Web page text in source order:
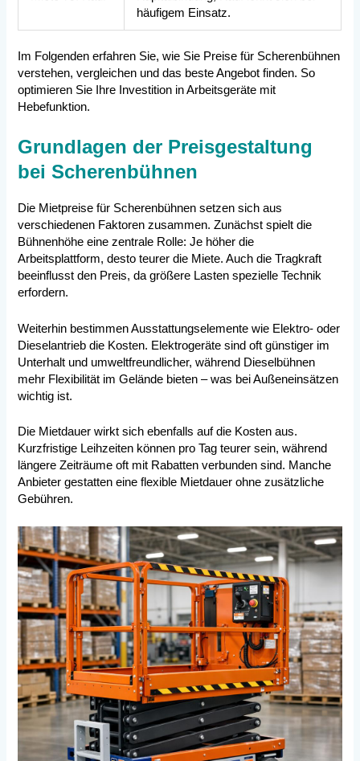
häufigem Einsatz.
Im Folgenden erfahren Sie, wie Sie Preise für Scherenbühnen
verstehen, vergleichen und das beste Angebot finden. So
optimieren Sie Ihre Investition in Arbeitsgeräte mit
Hebefunktion.
Grundlagen der Preisgestaltung
bei Scherenbühnen
Die Mietpreise für Scherenbühnen setzen sich aus
verschiedenen Faktoren zusammen. Zunächst spielt die
Bühnenhöhe eine zentrale Rolle: Je höher die
Arbeitsplattform, desto teurer die Miete. Auch die Tragkraft
beeinflusst den Preis, da größere Lasten spezielle Technik
erfordern.
Weiterhin bestimmen Ausstattungselemente wie Elektro- oder
Dieselantrieb die Kosten. Elektrogeräte sind oft günstiger im
Unterhalt und umweltfreundlicher, während Dieselbühnen
mehr Flexibilität im Gelände bieten – was bei Außeneinsätzen
wichtig ist.
Die Mietdauer wirkt sich ebenfalls auf die Kosten aus.
Kurzfristige Leihzeiten können pro Tag teurer sein, während
längere Zeiträume oft mit Rabatten verbunden sind. Manche
Anbieter gestatten eine flexible Mietdauer ohne zusätzliche
Gebühren.